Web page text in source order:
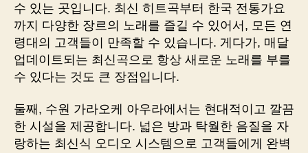
수 있는 곳입니다. 최신 히트곡부터 한국 전통가요
까지 다양한 장르의 노래를 즐길 수 있어서, 모든 연
령대의 고객들이 만족할 수 있습니다. 게다가, 매달
업데이트되는 최신곡으로 항상 새로운 노래를 부를
수 있다는 것도 큰 장점입니다.
둘째, 수원 가라오케 아우라에서는 현대적이고 깔끔
한 시설을 제공합니다. 넓은 방과 탁월한 음질을 자
랑하는 최신식 오디오 시스템으로 고객들에게 완벽